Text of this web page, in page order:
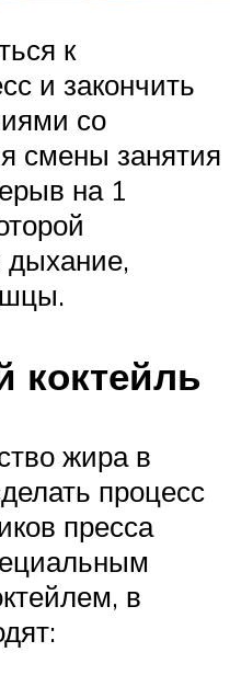
к
и закончить
со
смены занятия
на 1
дыхание,
коктейль
жира в
процесс
пресса
в